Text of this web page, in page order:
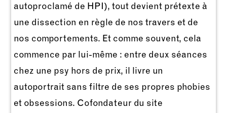
autoproclamé de HPI), tout devient prétexte à
une dissection en règle de nos travers et de
nos comportements. Et comme souvent, cela
commence par lui-même : entre deux séances
chez une psy hors de prix, il livre un
autoportrait sans filtre de ses propres phobies
et obsessions. Cofondateur du site